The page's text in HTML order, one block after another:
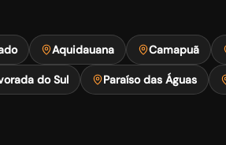
Aquidauana Camapuã
do Sul Paraíso das Águas